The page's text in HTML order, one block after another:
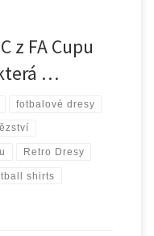
z FA Cupu
…
fotbalové dresy
Retro Dresy
shirts